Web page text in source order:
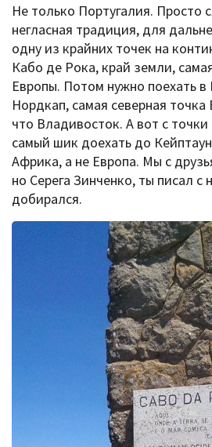
Не только Португалия. Просто
негласная традиция, для
одну из крайних точек на
Кабо де Рока, край земли,
Европы. Потом нужно поехать
Нордкап, самая северная
что Владивосток. А вот с точки
самый шик доехать до
Африка, а не Европа. Мы с
но Серега Зинченко, ты писал с
добирался.